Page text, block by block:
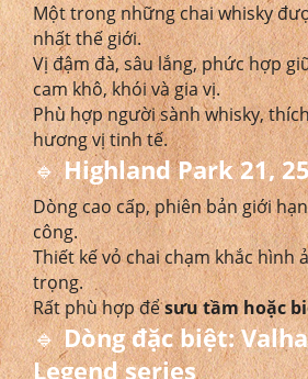
Một trong những chai whisky
nhất thế giới.
Vị đậm đà, sâu lắng, phức hợp
cam khô, khói và gia vị.
Phù hợp người sành whisky,
hương vị tinh tế.
🔹Highland Park 21,
Dòng cao cấp, phiên bản giới
công.
Thiết kế vỏ chai chạm khắc hình
trọng.
Rất phù hợp đểsưu tầm hoặc
🔹Dòng đặc biệt:
Legend series